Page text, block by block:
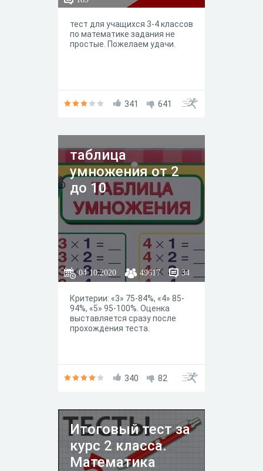
тест для учащихся 3-4 классов
по математике задания не
простые. Пожелаем удачи.
341 641
таблица
умножения от 2
до 10
04.10.2020 49617 34
Критерии: «3» 75-84%, «4» 85-
94%, «5» 95-100%. Оценка
выставляется сразу после
прохождения теста.
340 82
Итоговый тест за
курс 2 класса.
Математика